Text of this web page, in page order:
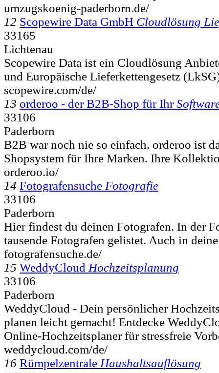
umzugskoenig-paderborn.de/
12 Scopewire Data GmbH Cloudlösung
33165
Lichtenau
Scopewire Data ist ein Cloudlösung
und Europäische Lieferkettengesetz
scopewire.com/de/
13 orderoo - der B2B-Shop für Ihr
33106
Paderborn
B2B war noch nie so einfach. orderoo ist
Shopsystem für Ihre Marken. Ihre
orderoo.io/
14 Fotografensuche Fotografie
33106
Paderborn
Hier findest du deinen Fotografen. In der
tausende Fotografen gelistet. Auch in
fotografensuche.de/
15 WeddyCloud Hochzeitsplanung
33106
Paderborn
WeddyCloud - Dein persönlicher
planen leicht gemacht! Entdecke
Online-Hochzeitsplaner für stressfreie
weddycloud.com/de/
16 Rümpelzentrale Haushaltsauflösung